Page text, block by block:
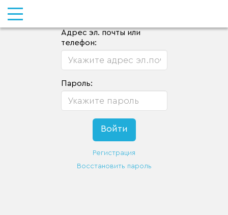
Адрес эл. почты или
телефон:
Пароль:
Регистрация
Восстановить пароль